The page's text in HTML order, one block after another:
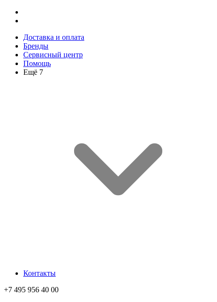
Доставка и оплата
Бренды
Сервисный центр
Помощь
Ещё 7
Контакты
+7 495 956 40 00